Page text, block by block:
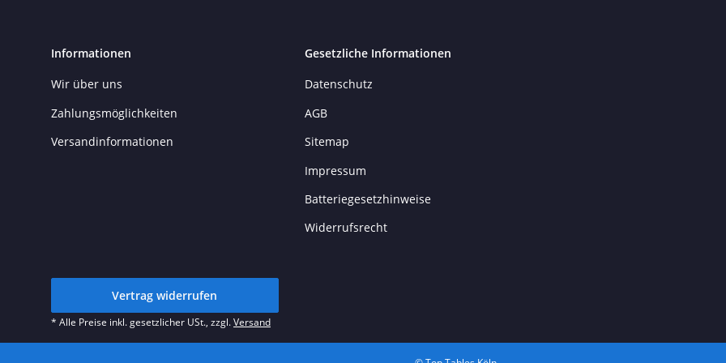
Informationen
Wir über uns
Zahlungsmöglichkeiten
Versandinformationen
Gesetzliche Informationen
Datenschutz
AGB
Sitemap
Impressum
Batteriegesetzhinweise
Widerrufsrecht
Vertrag widerrufen
* Alle Preise inkl. gesetzlicher USt., zzgl.Versand